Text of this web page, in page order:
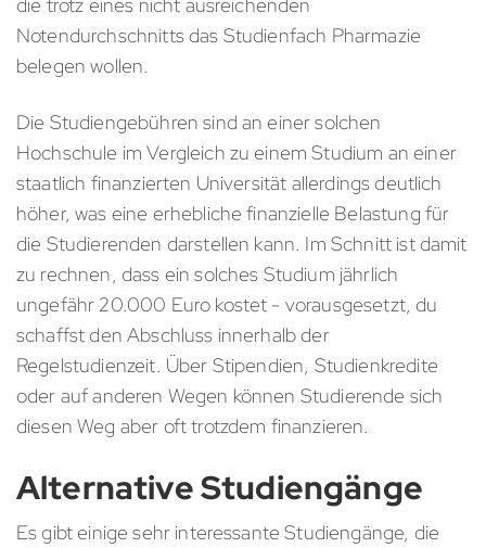
Notendurchschnitts das Studienfach Pharmazie
belegen wollen.
Die Studiengebühren sind an einer solchen
Hochschule im Vergleich zu einem Studium an einer
staatlich finanzierten Universität allerdings deutlich
höher, was eine erhebliche finanzielle Belastung für
die Studierenden darstellen kann. Im Schnitt ist damit
zu rechnen, dass ein solches Studium jährlich
ungefähr 20.000 Euro kostet - vorausgesetzt, du
schaffst den Abschluss innerhalb der
Regelstudienzeit. Über Stipendien, Studienkredite
oder auf anderen Wegen können Studierende sich
diesen Weg aber oft trotzdem finanzieren.
Alternative Studiengänge
Es gibt einige sehr interessante Studiengänge, die